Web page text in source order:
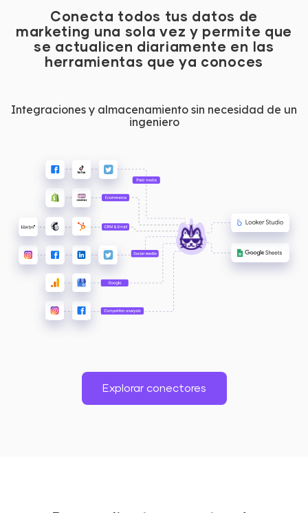
Conecta todos tus datos de
marketing una sola vez y permite que
se actualicen diariamente en las
herramientas que ya conoces
Integraciones y almacenamiento sin necesidad de un
ingeniero
Explorar conectores